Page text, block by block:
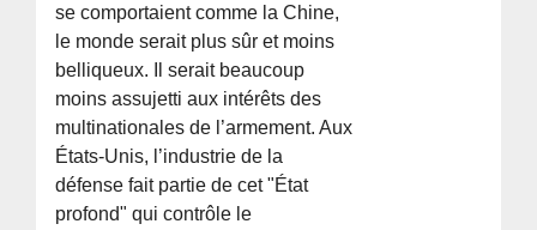
se comportaient comme la Chine,
le monde serait plus sûr et moins
belliqueux. Il serait beaucoup
moins assujetti aux intérêts des
multinationales de l’armement. Aux
États-Unis, l’industrie de la
défense fait partie de cet "État
profond" qui contrôle le